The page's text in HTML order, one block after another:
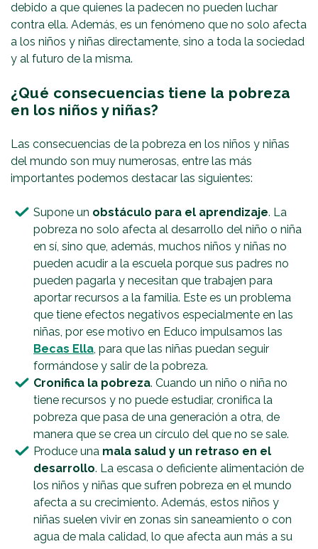
debido a que quienes la padecen no pueden luchar
contra ella. Además, es un fenómeno que no solo afecta
a los niños y niñas directamente, sino a toda la sociedad
y al futuro de la misma.
¿Qué consecuencias tiene la pobreza
en los niños y niñas?
Las consecuencias de la pobreza en los niños y niñas
del mundo son muy numerosas, entre las más
importantes podemos destacar las siguientes:
Supone un obstáculo para el aprendizaje. La
pobreza no solo afecta al desarrollo del niño o niña
en sí, sino que, además, muchos niños y niñas no
pueden acudir a la escuela porque sus padres no
pueden pagarla y necesitan que trabajen para
aportar recursos a la familia. Este es un problema
que tiene efectos negativos especialmente en las
niñas, por ese motivo en Educo impulsamos las
Becas Ella, para que las niñas puedan seguir
formándose y salir de la pobreza.
Cronifica la pobreza. Cuando un niño o niña no
tiene recursos y no puede estudiar, cronifica la
pobreza que pasa de una generación a otra, de
manera que se crea un círculo del que no se sale.
Produce una mala salud y un retraso en el
desarrollo. La escasa o deficiente alimentación de
los niños y niñas que sufren pobreza en el mundo
afecta a su crecimiento. Además, estos niños y
niñas suelen vivir en zonas sin saneamiento o con
agua de mala calidad, lo que afecta aun más a su